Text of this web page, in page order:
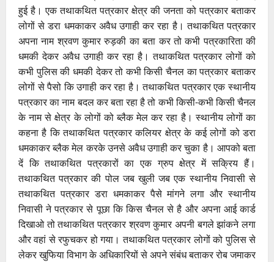
हुई है। एक तथाकथित पत्रकार क्षेत्र की जनता को पत्रकार बताकर
लोगों से डरा धमकाकर अवैध उगाही कर रहा है। तथाकथित पत्रकार
अपना नाम श्रवण कुमार रुड़की का बता कर तो कभी पत्रकारिता की
धमकी देकर अवैध उगाही कर रहा है। तथाकथित पत्रकार लोगों को
कभी पुलिस की धमकी देकर तो कभी किसी चैनल का पत्रकार बताकर
लोगों से पैसो कि उगाही कर रहा है। तथाकथित पत्रकार एक स्थानीय
पत्रकार का नाम बदल कर बता रहा है तो कभी किसी-कभी किसी चैनल
के नाम से क्षेत्र के लोगों को ब्लैक मेल कर रहा है। स्थानीय लोगों का
कहना है कि तथाकथित पत्रकार कलियर क्षेत्र के कई लोगों को डरा
धमकाकर ब्लैक मेल करके उनसे अवैध उगाही कर चुका है। आपको बता
दें कि तथाकथित पत्रकारों का एक ग्रुप क्षेत्र में सक्रिय हैं।
तथाकथित पत्रकार की पोल जब खुली जब एक स्थानीय निवासी से
तथाकथित पत्रकार डरा धमकाकर पैसे मांगने लगा और स्थानीय
निवासी ने पत्रकार से पूछा कि किस चैनल से है और अपना आई कार्ड
दिखाओ तो तथाकथित पत्रकार श्रवण कुमार अपनी बगले झांकने लगा
और वहां से रफुचकर हो गया। तथाकथित पत्रकार लोगों को पुलिस से
लेकर खुफिया विभाग के अधिकारियों से अपने संबंध बताकर रोब जमाकर